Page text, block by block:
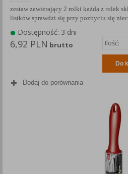
zestaw zawierający 2 rolki każda z rolek
listków sprawdzi się przy pozbyciu się
Dostępność: 3 dni
6,92 PLN brutto
Do
Dodaj do porównania
W przypadku użytkowników
prawidłową realizację Umowy z
prawidłowe działanie naszej
np. wysłanie potwierdzenia
czy cenach indywidualnych, ważna
zgoda której udzieliliście podczas
Polityka prywatności (rozwiń)
Klauzula Informacyjna (rozwiń)
Lista Zaufanych Partnerów